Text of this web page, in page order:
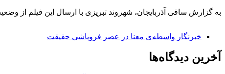
به گزارش ساقی آذربایجان، شهروند تبریزی با ارسال این فیلم از
خبرنگار واسطه‌ی معنا در عصر فروپاشی حقیقت
آخرین دیدگاه‌ها